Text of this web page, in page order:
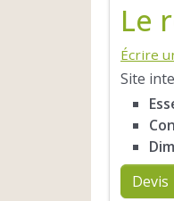
Le
Écrire
Site
Devis